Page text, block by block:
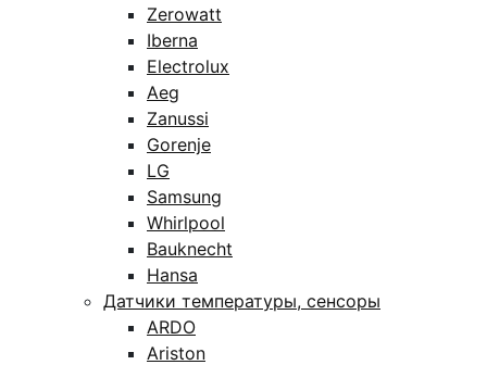
Zerowatt
Iberna
Electrolux
Aeg
Zanussi
Gorenje
LG
Samsung
Whirlpool
Bauknecht
Hansa
Датчики температуры, сенсоры
ARDO
Ariston